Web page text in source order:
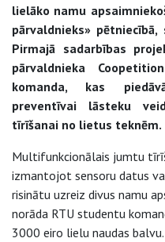
lielāko namu
pārvaldnieks»
Pirmajā sadarbības
pārvaldnieka
komanda, kas
preventīvai lāsteku
tīrīšanai no lietus teknēm.
Multifunkcionālais jumtu
izmantojot sensoru datus
risinātu uzreiz divus namu
norāda RTU studentu
3000 eiro lielu naudas balvu.